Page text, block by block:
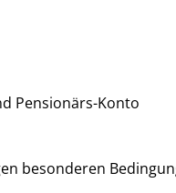
Pensionärs-Konto
besonderen